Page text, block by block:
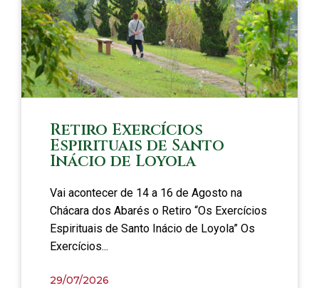
Retiro Exercícios
Espirituais de Santo
Inácio de Loyola
Vai acontecer de 14 a 16 de Agosto na
Chácara dos Abarés o Retiro “Os Exercícios
Espirituais de Santo Inácio de Loyola” Os
Exercícios...
29/07/2026